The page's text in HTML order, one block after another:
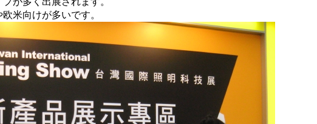
米向けが多いです。